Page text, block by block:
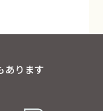
あります